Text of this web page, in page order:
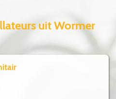
uit Wormer